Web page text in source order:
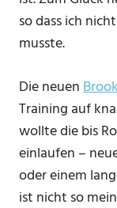
so dass ich
musste.
Die neuen
Training auf
wollte die bis
einlaufen –
oder einem
ist nicht so